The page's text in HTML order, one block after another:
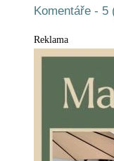
Komentáře - 5
Reklama